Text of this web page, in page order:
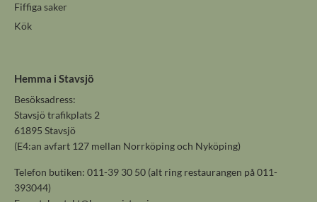
Fiffiga saker
Kök
Hemma i Stavsjö
Besöksadress:
Stavsjö trafikplats 2
61895 Stavsjö
(E4:an avfart 127 mellan Norrköping och Nyköping)
Telefon butiken: 011-39 30 50 (alt ring restaurangen på 011-
393044)